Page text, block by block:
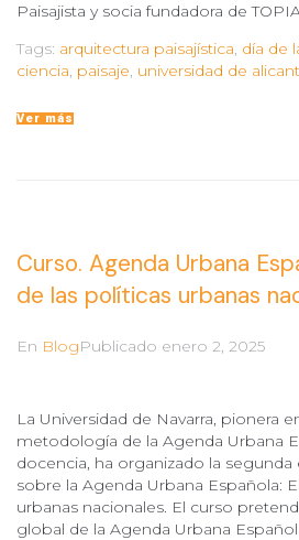
Paisajista y socia fundadora de
Tags: arquitectura paisajística, día de
ciencia, paisaje, universidad de
Ver más
Curso. Agenda Urbana
de las políticas urbanas
En BlogPublicado enero 2, 2025
La Universidad de Navarra, pionera
metodología de la Agenda Urbana
docencia, ha organizado la segunda
sobre la Agenda Urbana Española:
urbanas nacionales. El curso
global de la Agenda Urbana